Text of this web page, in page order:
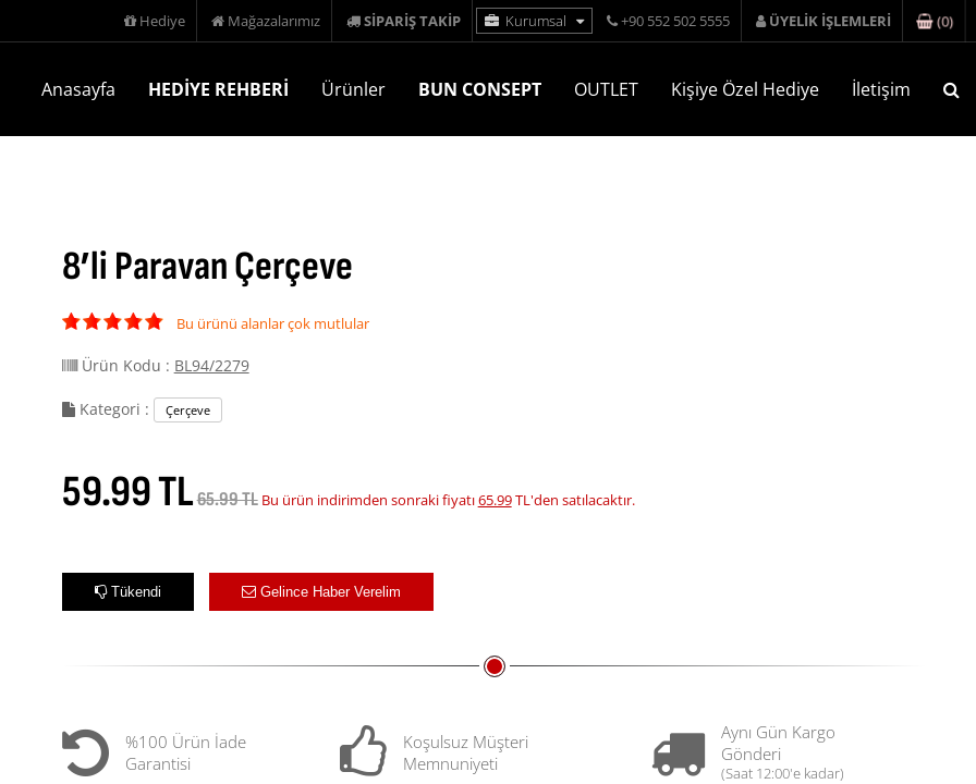
Hediye Mağazalarımız SİPARİŞ TAKİP Kurumsal +90 552 502 5555 ÜYELİK İŞLEMLERİ (0)
Anasayfa HEDİYE REHBERİ Ürünler BUN CONSEPT OUTLET Kişiye Özel Hediye İletişim
8’li Paravan Çerçeve
Bu ürünü alanlar çok mutlular
Ürün Kodu : BL94/2279
Kategori : Çerçeve
59.99 TL65.99 TL Bu ürün indirimden sonraki fiyatı65.99TL'den satılacaktır.
Tükendi Gelince Haber Verelim
%100 Ürün İade
Garantisi
Koşulsuz Müşteri
Memnuniyeti
Aynı Gün Kargo
Gönderi
(Saat 12:00'e kadar)